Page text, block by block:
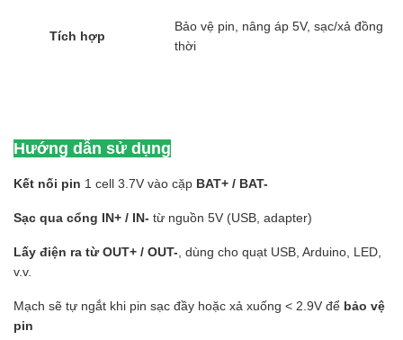
Tích hợp
Bảo vệ pin, nâng áp 5V, sạc/xả đồng
thời
Hướng dẫn sử dụng
Kết nối pin 1 cell 3.7V vào cặp BAT+ / BAT-
Sạc qua cổng IN+ / IN- từ nguồn 5V (USB, adapter)
Lấy điện ra từ OUT+ / OUT- , dùng cho quạt USB, Arduino, LED,
v.v.
Mạch sẽ tự ngắt khi pin sạc đầy hoặc xả xuống < 2.9V để bảo vệ
pin